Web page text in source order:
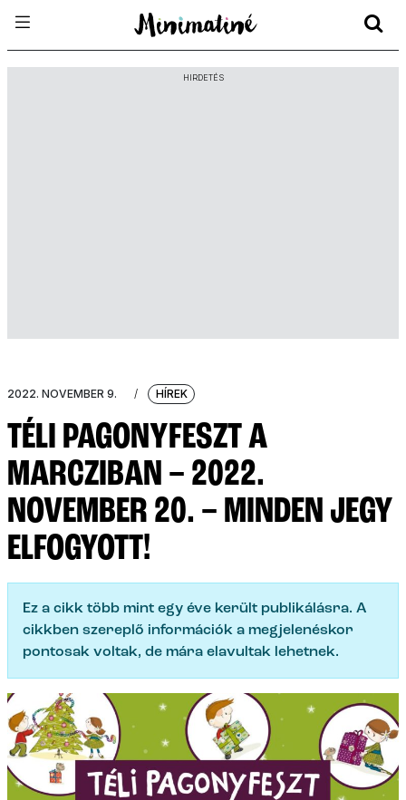
HIRDETÉS
2022. NOVEMBER 9. / HÍREK
TÉLI PAGONYFESZT A
MARCZIBAN – 2022.
NOVEMBER 20. – MINDEN JEGY
ELFOGYOTT!
Ez a cikk több mint egy éve került publikálásra. A
cikkben szereplő információk a megjelenéskor
pontosak voltak, de mára elavultak lehetnek.